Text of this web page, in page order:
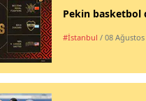
Pekin basketbol
#İstanbul / 08 Ağustos